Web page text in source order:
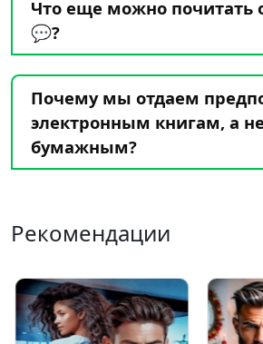
Что еще можно почитать
💬?
Почему мы отдаем
электронным книгам, а не
бумажным?
Рекомендации